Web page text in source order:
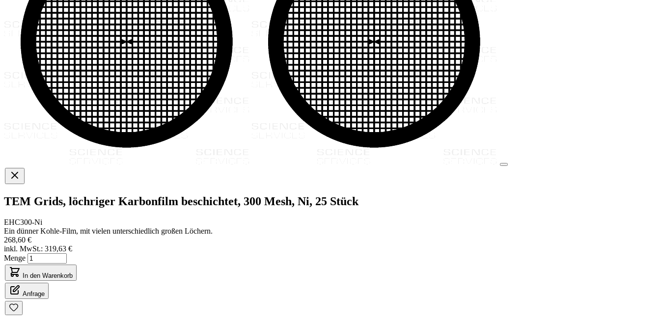
TEM Grids, löchriger Karbonfilm beschichtet, 300 Mesh, Ni, 25 Stück
EHC300-Ni
Ein dünner Kohle-Film, mit vielen unterschiedlich großen Löchern.
268,60 €
inkl. MwSt.: 319,63 €
Menge
In den Warenkorb
Anfrage